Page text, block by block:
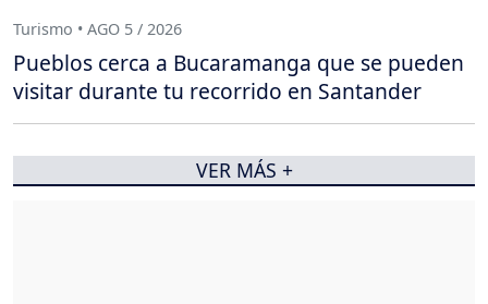
Turismo • AGO 5 / 2026
Pueblos cerca a Bucaramanga que se pueden
visitar durante tu recorrido en Santander
VER MÁS +